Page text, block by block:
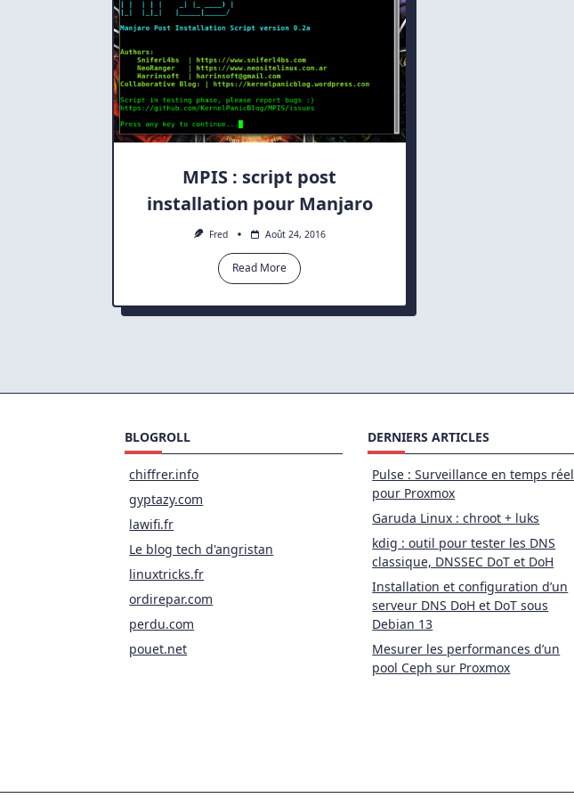
MPIS : script post
installation pour Manjaro
Fred Août 24, 2016
Read More
BLOGROLL
chiffrer.info
gyptazy.com
lawifi.fr
Le blog tech d'angristan
linuxtricks.fr
ordirepar.com
perdu.com
pouet.net
DERNIERS ARTICLES
Pulse : Surveillance en temps réel
pour Proxmox
Garuda Linux : chroot + luks
kdig : outil pour tester les DNS
classique, DNSSEC DoT et DoH
Installation et configuration d’un
serveur DNS DoH et DoT sous
Debian 13
Mesurer les performances d’un
pool Ceph sur Proxmox